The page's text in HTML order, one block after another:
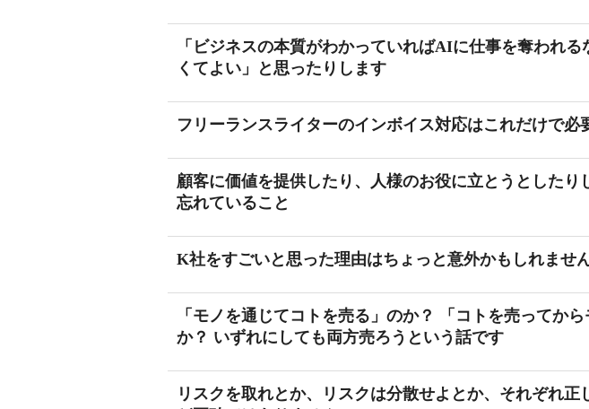
「ビジネスの本質がわかっていればAIに仕事を奪われ
くてよい」と思ったりします
フリーランスライターのインボイス対応はこれだけで必
顧客に価値を提供したり、人様のお役に立とうとしたり
忘れていること
K社をすごいと思った理由はちょっと意外かもしれませ
「モノを通じてコトを売る」のか？ 「コトを売ってか
か？ いずれにしても両方売ろうという話です
リスクを取れとか、リスクは分散せよとか、それぞれ正